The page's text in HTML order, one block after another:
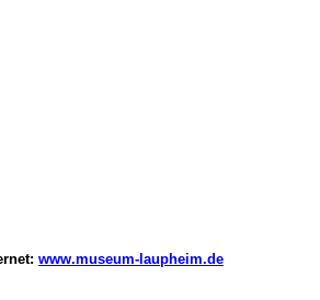
www.museum-laupheim.de